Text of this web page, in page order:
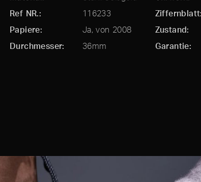
Ref NR.
116233 Ziffernblatt
Papiere
Ja, von 2008 Zustand
Durchmesser
36mm Garantie